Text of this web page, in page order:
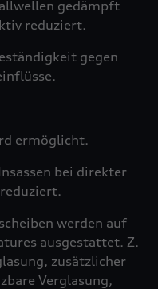
gedämpft
reduziert.
gegen
ermöglicht.
bei direkter
werden auf
ausgestattet. Z.
zusätzlicher
Verglasung,